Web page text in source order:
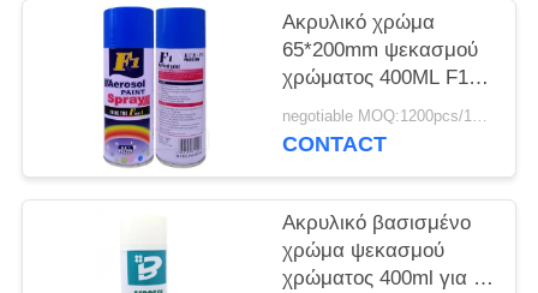
Ακρυλικό χρώμα
65*200mm ψεκασμού
χρώματος 400ML F1
μαύρο
negotiable MOQ:1200pcs/100ctns για κάθε χρώμα
CONTACT
Ακρυλικό βασισμένο
χρώμα ψεκασμού
χρώματος 400ml για το